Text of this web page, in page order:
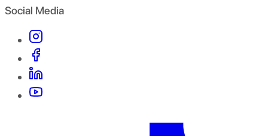
Social Media